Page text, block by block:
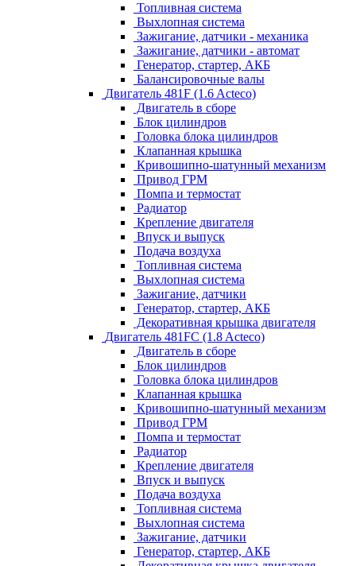
Топливная система
Выхлопная система
Зажигание, датчики - механика
Зажигание, датчики - автомат
Генератор, стартер, АКБ
Балансировочные валы
Двигатель 481F (1.6 Acteco)
Двигатель в сборе
Блок цилиндров
Головка блока цилиндров
Клапанная крышка
Кривошипно-шатунный механизм
Привод ГРМ
Помпа и термостат
Радиатор
Крепление двигателя
Впуск и выпуск
Подача воздуха
Топливная система
Выхлопная система
Зажигание, датчики
Генератор, стартер, АКБ
Декоративная крышка двигателя
Двигатель 481FC (1.8 Acteco)
Двигатель в сборе
Блок цилиндров
Головка блока цилиндров
Клапанная крышка
Кривошипно-шатунный механизм
Привод ГРМ
Помпа и термостат
Радиатор
Крепление двигателя
Впуск и выпуск
Подача воздуха
Топливная система
Выхлопная система
Зажигание, датчики
Генератор, стартер, АКБ